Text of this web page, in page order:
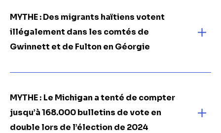
MYTHE : Des migrants haïtiens votent
illégalement dans les comtés de
Gwinnett et de Fulton en Géorgie
MYTHE : Le Michigan a tenté de compter
jusqu’à 168.000 bulletins de vote en
double lors de l’élection de 2024